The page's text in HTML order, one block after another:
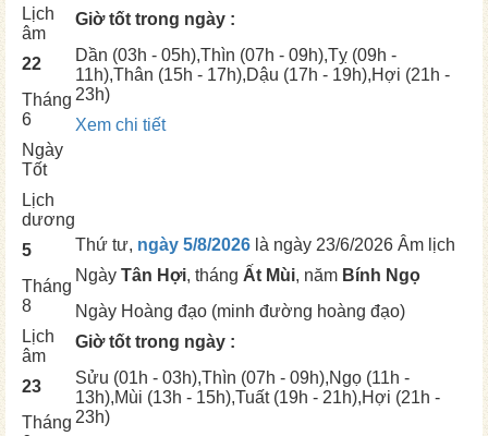
Lịch
âm
22
Tháng
6
Ngày
Tốt
Giờ tốt trong ngày :
Dần (03h - 05h),Thìn (07h - 09h),Tỵ (09h -
11h),Thân (15h - 17h),Dậu (17h - 19h),Hợi (21h -
23h)
Xem chi tiết
Lịch
dương
5
Tháng
8
Lịch
âm
23
Tháng
Thứ tư, ngày 5/8/2026 là ngày 23/6/2026 Âm lịch
Ngày Tân Hợi, tháng Ất Mùi, năm Bính Ngọ
Ngày Hoàng đạo (minh đường hoàng đạo)
Giờ tốt trong ngày :
Sửu (01h - 03h),Thìn (07h - 09h),Ngọ (11h -
13h),Mùi (13h - 15h),Tuất(19h - 21h),Hợi (21h -
23h)